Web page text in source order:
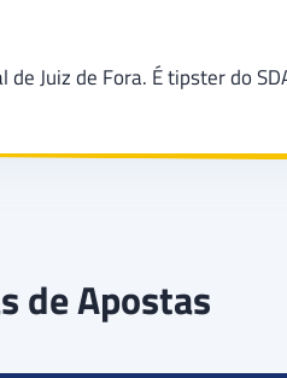
Juiz de Fora. É tipster do
de Apostas